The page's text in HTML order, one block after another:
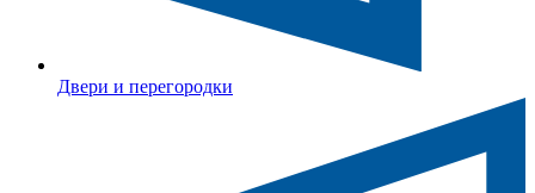
Двери и перегородки